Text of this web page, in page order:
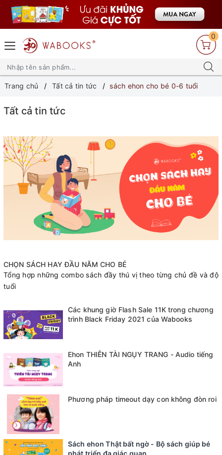
0
Trang chủ Tất cả tin tức sách ehon cho bé 0-6 tuổi
Tất cả tin tức
CHỌN SÁCH HAY ĐẦU NĂM CHO BÉ
Tổng hợp những combo sách đầy thú vị theo từng chủ đề và độ
tuổi
Các khung giờ Flash Sale 11K trong chương
trình Black Friday 2021 của Wabooks
Ehon THIÊN TÀI NGỤY TRANG - Audio tiếng
Anh
Phương pháp timeout dạy con không đòn roi
Sách ehon Thật bất ngờ - Bộ sách giúp bé